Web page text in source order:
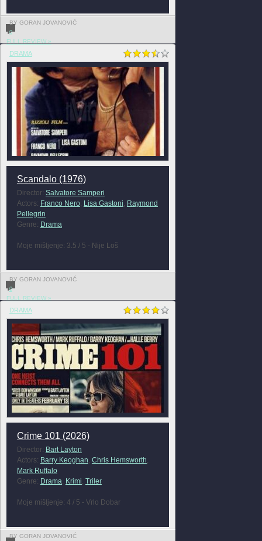
BY GORAN JOVANOVIĆ
0
FULL REVIEW »
DRAMA
Scandalo (1976)
Director: Salvatore Samperi
Actors: Franco Nero, Lisa Gastoni Raymond
Pellegrin
Genre: Drama
Moje mišljenje: 3.5 / 5 - Nije Loš
BY GORAN JOVANOVIĆ
0
FULL REVIEW »
DRAMA
Crime 101 (2026)
Director: Bart Layton
Actors: Barry Keoghan Chris Hemsworth
Mark Ruffalo
Genre: Drama Krimi Triler
Moje mišljenje: 4 / 5 - Vrlo Dobar
BY GORAN JOVANOVIĆ